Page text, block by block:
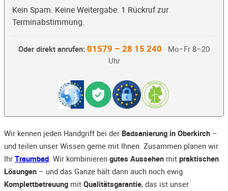
Kein Spam. Keine Weitergabe. 1 Rückruf zur
Terminabstimmung.
Oder direkt anrufen: 01579 – 28 15 240 · Mo–Fr 8–20
Uhr
Wir kennen jeden Handgriff bei der Badsanierung in Oberkirch –
und teilen unser Wissen gerne mit Ihnen. Zusammen planen wir
Ihr Traumbad. Wir kombinieren gutes Aussehen mit praktischen
Lösungen – und das Ganze hält dann auch noch ewig.
Komplettbetreuung mit Qualitätsgarantie, das ist unser